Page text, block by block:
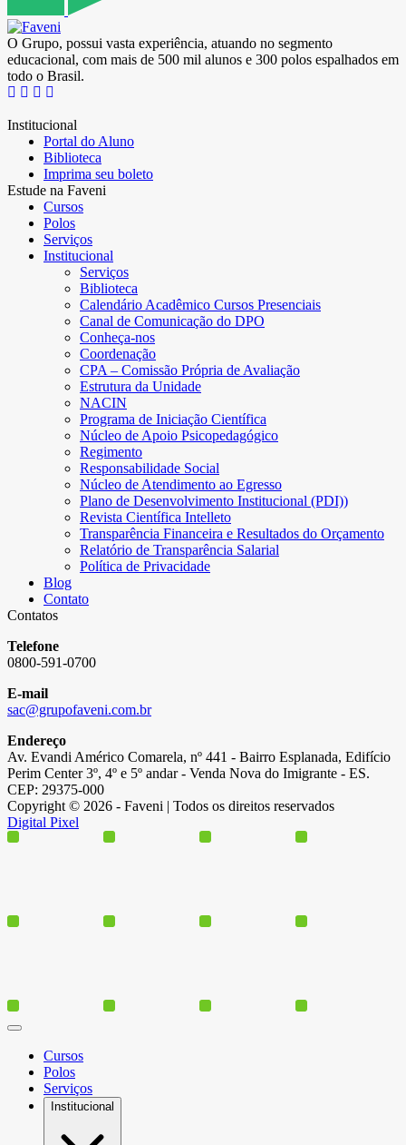
O Grupo, possui vasta experiência, atuando no segmento
educacional, com mais de 500 mil alunos e 300 polos espalhados em
todo o Brasil.
Institucional
Portal do Aluno
Biblioteca
Imprima seu boleto
Estude na Faveni
Cursos
Polos
Serviços
Institucional
Serviços
Biblioteca
Calendário Acadêmico Cursos Presenciais
Canal de Comunicação do DPO
Conheça-nos
Coordenação
CPA – Comissão Própria de Avaliação
Estrutura da Unidade
NACIN
Programa de Iniciação Científica
Núcleo de Apoio Psicopedagógico
Regimento
Responsabilidade Social
Núcleo de Atendimento ao Egresso
Plano de Desenvolvimento Institucional (PDI))
Revista Científica Intelleto
Transparência Financeira e Resultados do Orçamento
Relatório de Transparência Salarial
Política de Privacidade
Blog
Contato
Contatos
Telefone
0800-591-0700
E-mail
sac@grupofaveni.com.br
Endereço
Av. Evandi Américo Comarela, nº 441 - Bairro Esplanada, Edifício
Perim Center 3º, 4º e 5º andar - Venda Nova do Imigrante - ES.
CEP: 29375-000
Copyright © 2026 - Faveni | Todos os direitos reservados
Digital Pixel
Cursos
Polos
Serviços
Institucional